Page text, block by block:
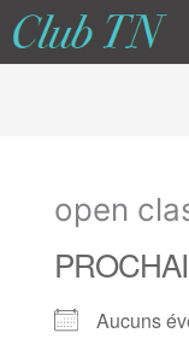
open
Aucuns